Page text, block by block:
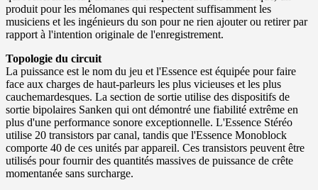
produit pour les mélomanes qui respectent suffisamment les
musiciens et les ingénieurs du son pour ne rien ajouter ou retirer par
rapport à l'intention originale de l'enregistrement.
Topologie du circuit
La puissance est le nom du jeu et l'Essence est équipée pour faire
face aux charges de haut-parleurs les plus vicieuses et les plus
cauchemardesques. La section de sortie utilise des dispositifs de
sortie bipolaires Sanken qui ont démontré une fiabilité extrême en
plus d'une performance sonore exceptionnelle. L'Essence Stéréo
utilise 20 transistors par canal, tandis que l'Essence Monoblock
comporte 40 de ces unités par appareil. Ces transistors peuvent être
utilisés pour fournir des quantités massives de puissance de crête
momentanée sans surcharge.